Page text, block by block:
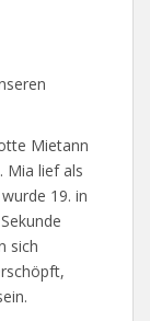
Mietann
Mia lief als
19. in
sich